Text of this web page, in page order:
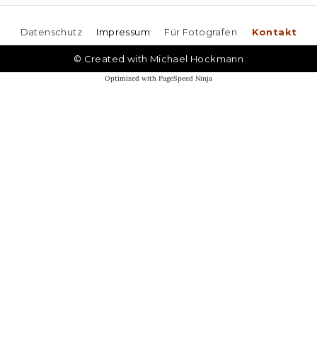
Datenschutz Impressum Für Fotografen Kontakt
© Created with Michael Hockmann
Optimized with PageSpeed Ninja